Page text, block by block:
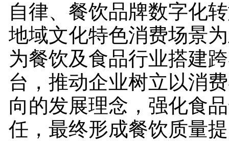
自律、餐饮品牌数字化
地域文化特色消费场景
为餐饮及食品行业搭建
台，推动企业树立以消
向的发展理念，强化食
任，最终形成餐饮质量